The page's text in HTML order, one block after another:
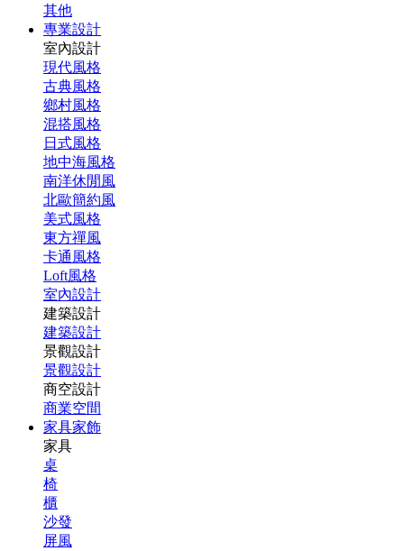
其他
專業設計
室內設計
現代風格
古典風格
鄉村風格
混搭風格
日式風格
地中海風格
南洋休閒風
北歐簡約風
美式風格
東方禪風
卡通風格
Loft風格
室內設計
建築設計
建築設計
景觀設計
景觀設計
商空設計
商業空間
家具家飾
家具
桌
椅
櫃
沙發
屏風